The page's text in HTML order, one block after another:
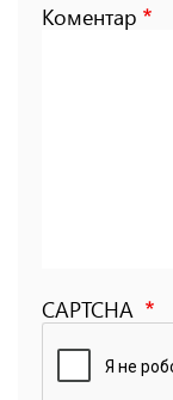
Коментар
CAPTCHA